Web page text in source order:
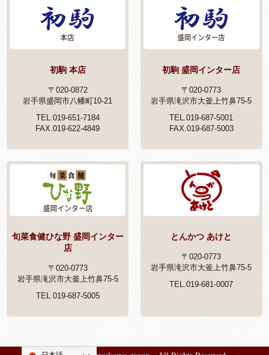
初駒 本店
〒020-0872
岩手県盛岡市八幡町10-21
TEL.019-651-7184
FAX.019-622-4849
初駒 盛岡インター店
〒020-0773
岩手県滝沢市大釜上竹鼻75-5
TEL.019-687-5001
FAX.019-687-5003
旬菜食健ひな野 盛岡インター
店
〒020-0773
岩手県滝沢市大釜上竹鼻75-5
TEL.019-687-5005
とんかつ あけと
〒020-0773
岩手県滝沢市大釜上竹鼻75-5
TEL.019-681-0007